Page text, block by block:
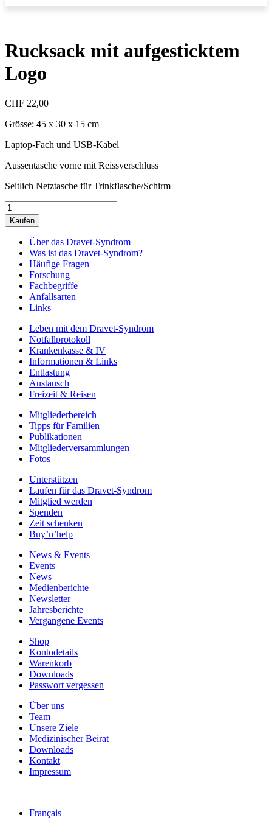
Rucksack mit aufgesticktem
Logo
CHF 22,00
Grösse: 45 x 30 x 15 cm
Laptop-Fach und USB-Kabel
Aussentasche vorne mit Reissverschluss
Seitlich Netztasche für Trinkflasche/Schirm
Rucksack
mit
aufgesticktem
Logo
quantity
Kaufen
Über das Dravet-Syndrom
Was ist das Dravet-Syndrom?
Häufige Fragen
Forschung
Fachbegriffe
Anfallsarten
Links
Leben mit dem Dravet-Syndrom
Notfallprotokoll
Krankenkasse & IV
Informationen & Links
Entlastung
Austausch
Freizeit & Reisen
Mitgliederbereich
Tipps für Familien
Publikationen
Mitgliederversammlungen
Fotos
Unterstützen
Laufen für das Dravet-Syndrom
Mitglied werden
Spenden
Zeit schenken
Buy’n’help
News & Events
Events
News
Medienberichte
Newsletter
Jahresberichte
Vergangene Events
Shop
Kontodetails
Warenkorb
Downloads
Passwort vergessen
Über uns
Team
Unsere Ziele
Medizinischer Beirat
Downloads
Kontakt
Impressum
Français